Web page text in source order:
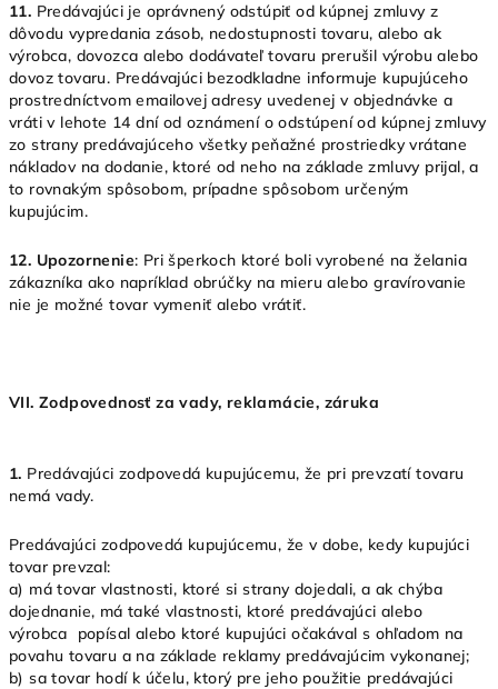
11. Predávajúci je oprávnený odstúpiť od kúpnej zmluvy z
dôvodu vypredania zásob, nedostupnosti tovaru, alebo ak
výrobca, dovozca alebo dodávateľ tovaru prerušil výrobu alebo
dovoz tovaru. Predávajúci bezodkladne informuje kupujúceho
prostredníctvom emailovej adresy uvedenej v objednávke a
vráti v lehote 14 dní od oznámení o odstúpení od kúpnej zmluvy
zo strany predávajúceho všetky peňažné prostriedky vrátane
nákladov na dodanie, ktoré od neho na základe zmluvy prijal, a
to rovnakým spôsobom, prípadne spôsobom určeným
kupujúcim.
12. Upozornenie: Pri šperkoch ktoré boli vyrobené na želania
zákazníka ako napríklad obrúčky na mieru alebo gravírovanie
nie je možné tovar vymeniť alebo vrátiť.
VII. Zodpovednosť za vady, reklamácie, záruka
1. Predávajúci zodpovedá kupujúcemu, že pri prevzatí tovaru
nemá vady.
Predávajúci zodpovedá kupujúcemu, že v dobe, kedy kupujúci
tovar prevzal:
a) má tovar vlastnosti, ktoré si strany dojedali, a ak chýba
dojednanie, má také vlastnosti, ktoré predávajúci alebo
výrobca popísal alebo ktoré kupujúci očakával s ohľadom na
povahu tovaru a na základe reklamy predávajúcim vykonanej;
b) sa tovar hodí k účelu, ktorý pre jeho použitie predávajúci